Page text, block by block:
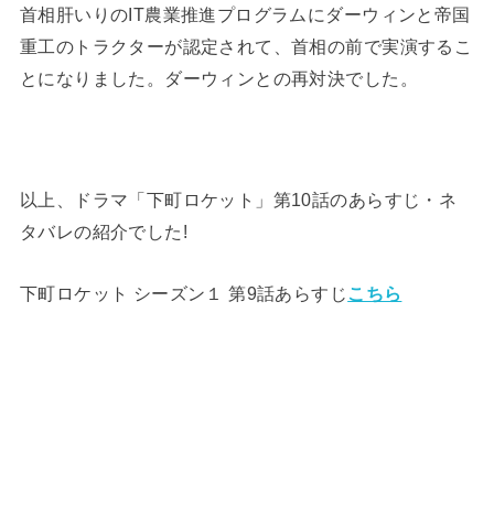
首相肝いりのIT農業推進プログラムにダーウィンと帝国
重工のトラクターが認定されて、首相の前で実演するこ
とになりました。ダーウィンとの再対決でした。
以上、ドラマ「下町ロケット」第10話のあらすじ・ネ
タバレの紹介でした!
下町ロケット シーズン１ 第9話あらすじ こちら